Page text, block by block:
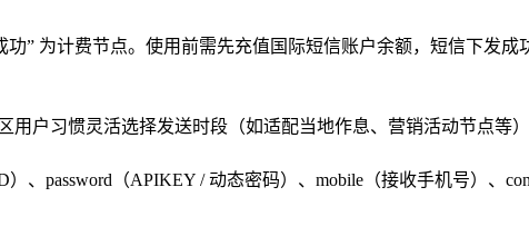
” 为计费节点。使用前需先充值国际短信账户余额，短信下发
户习惯灵活选择发送时段（如适配当地作息、营销活动节点等）
、password（APIKEY / 动态密码）、mobile（接收手机号）、